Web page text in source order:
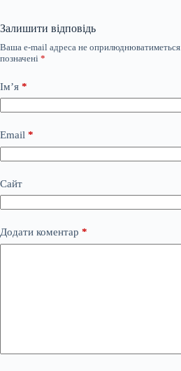
Залишити відповідь
Ваша e-mail адреса не оприлюднюватиметься.
позначені *
Ім’я *
Email *
Сайт
Додати коментар *